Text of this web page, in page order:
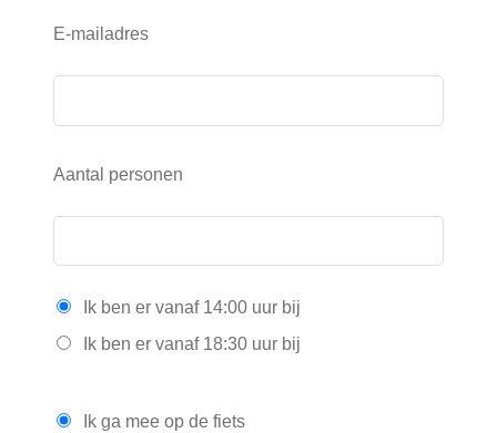
E-mailadres
Aantal personen
Ik ben er vanaf 14:00 uur bij
Ik ben er vanaf 18:30 uur bij
Ik ga mee op de fiets